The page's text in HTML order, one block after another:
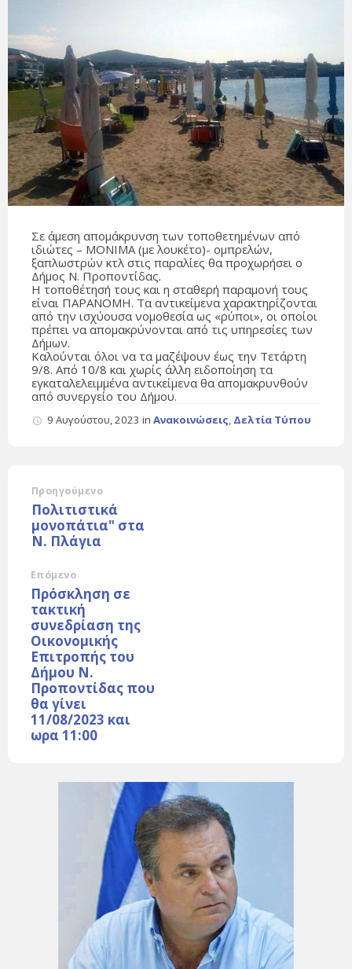
Σε άμεση απομάκρυνση των τοποθετημένων από
ιδιώτες – MONIMA (με λουκέτο)- ομπρελών,
ξαπλωστρών κτλ στις παραλίες θα προχωρήσει ο
Δήμος Ν. Προποντίδας.
Η τοποθέτησή τους και η σταθερή παραμονή τους
είναι ΠΑΡΑΝΟΜΗ. Τα αντικείμενα χαρακτηρίζονται
από την ισχύουσα νομοθεσία ως «ρύποι», οι οποίοι
πρέπει να απομακρύνονται από τις υπηρεσίες των
Δήμων.
Καλούνται όλοι να τα μαζέψουν έως την Τετάρτη
9/8. Από 10/8 και χωρίς άλλη ειδοποίηση τα
εγκαταλελειμμένα αντικείμενα θα απομακρυνθούν
από συνεργείο του Δήμου.
9 Αυγούστου, 2023 in Ανακοινώσεις, Δελτία Τύπου
Προηγούμενο
Πολιτιστικά
μονοπάτια" στα
Ν. Πλάγια
Επόμενο
Πρόσκληση σε
τακτική
συνεδρίαση της
Οικονομικής
Επιτροπής του
Δήμου Ν.
Προποντίδας που
θα γίνει
11/08/2023 και
ωρα 11:00